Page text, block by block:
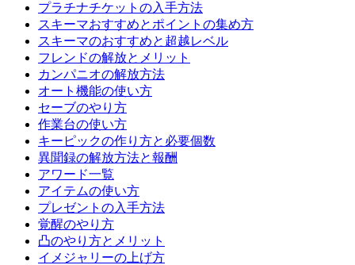
プラチナチケットの入手方法
スキーマおすすめとポイントの集め方
スキーマのおすすめと超越レベル
フレンドの解放とメリット
カンパニオの解放方法
オート機能の使い方
セーブのやり方
作業台の使い方
キーピックの作り方と必要個数
異聞録の解放方法と報酬
アワード一覧
アイテムの使い方
プレゼントの入手方法
覚醒のやり方
凸のやり方とメリット
イメジャリーの上げ方